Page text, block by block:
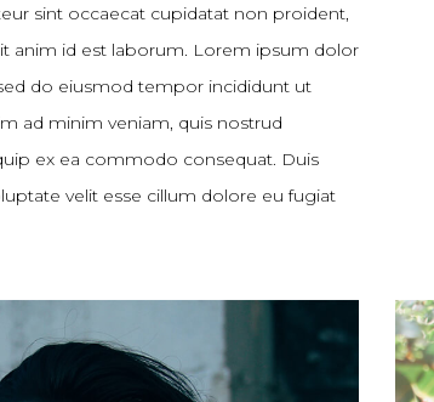
sint occaecat cupidatat non proident,
anim id est laborum. Lorem ipsum dolor
do eiusmod tempor incididunt ut
ad minim veniam, quis nostrud
ex ea commodo consequat. Duis
velit esse cillum dolore eu fugiat